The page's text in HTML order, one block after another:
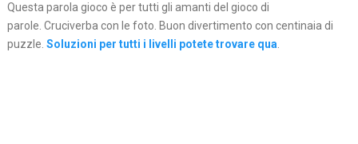
Questa parola gioco è per tutti gli amanti del gioco di
parole. Cruciverba con le foto. Buon divertimento con centinaia di
puzzle. Soluzioni per tutti i livelli potete trovare qua.